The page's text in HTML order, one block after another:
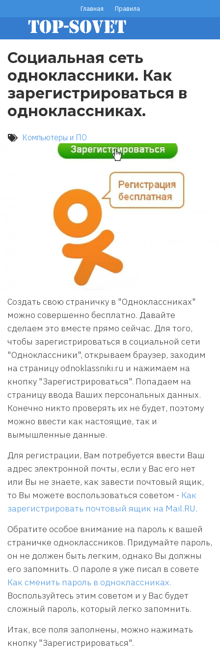
основному
содержанию
footer
menu
Главная Правила
Социальная сеть
одноклассники. Как
зарегистрироваться в
одноклассниках.
Компьютеры и ПО
Создать свою страничку в "Одноклассниках"
можно совершенно бесплатно. Давайте
сделаем это вместе прямо сейчас. Для того,
чтобы зарегистрироваться в социальной сети
"Одноклассники", открываем браузер, заходим
на страницу odnoklassniki.ru и нажимаем на
кнопку "Зарегистрироваться". Попадаем на
страницу ввода Ваших персональных данных.
Конечно никто проверять их не будет, поэтому
можно ввести как настоящие, так и
вымышленные данные.
Для регистрации, Вам потребуется ввести Ваш
адрес электронной почты, если у Вас его нет
или Вы не знаете, как завести почтовый ящик,
то Вы можете воспользоваться советом - Как
зарегистрировать почтовый ящик на Mail.RU.
Обратите особое внимание на пароль к вашей
страничке одноклассников. Придумайте пароль,
он не должен быть легким, однако Вы должны
его запомнить. О пароле я уже писал в совете
Как сменить пароль в одноклассниках.
Воспользуйтесь этим советом и у Вас будет
сложный пароль, который легко запомнить.
Итак, все поля заполнены, можно нажимать
кнопку "Зарегистрироваться".